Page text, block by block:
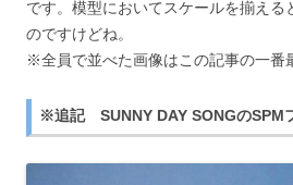
です。模型においてスケールを揃える
のですけどね。
※全員で並べた画像はこの記事の一番
※追記 SUNNY DAY SONGのSPM